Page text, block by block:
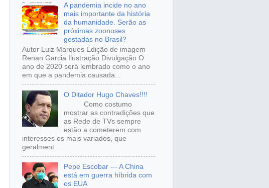
A pandemia incide no ano
mais importante da história
da humanidade. Serão as
próximas zoonoses
gestadas no Brasil?
Autor Luiz Marques Edição de imagem
Renan Garcia Ilustração Divulgação O
ano de 2020 será lembrado como o ano
em que a pandemia causada...
O Ditador Hugo Chaves!!!!
Como costumo
mostrar as contradições que
as Rede de TVs sempre
estão a cometerem com
interesses os mais variados, que
geralment...
Pepe Escobar — A China
está em guerra híbrida com
os EUA